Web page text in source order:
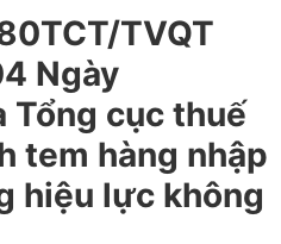
TVQT
Ngày
Tổng cục thuế
tem hàng nhập
hiệu lực không